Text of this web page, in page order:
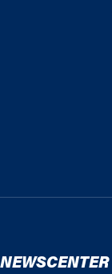
NEWSCENTER